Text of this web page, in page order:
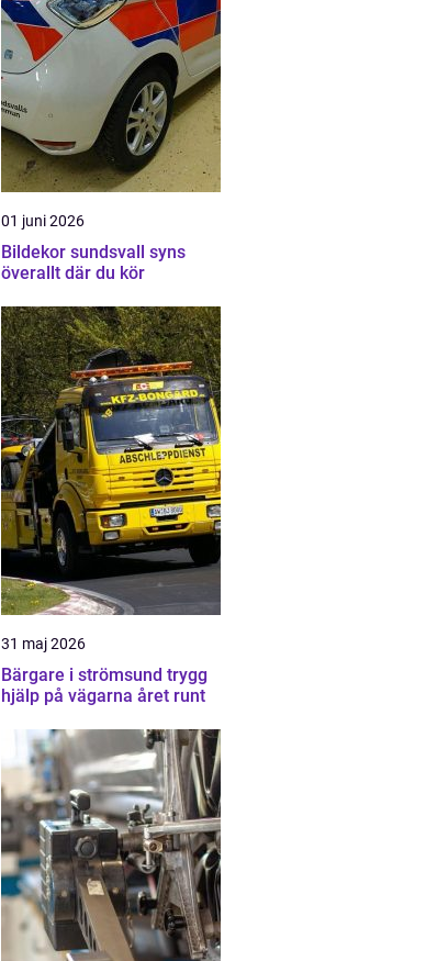
01 juni 2026
Bildekor sundsvall syns
överallt där du kör
31 maj 2026
Bärgare i strömsund trygg
hjälp på vägarna året runt